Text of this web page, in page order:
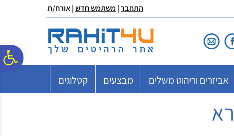
נגישות
אתר
המרכזי
התחבר|משתמש חדש| אורח/ת
אביזרים וריהוט משלים מבצעים קטלוגים